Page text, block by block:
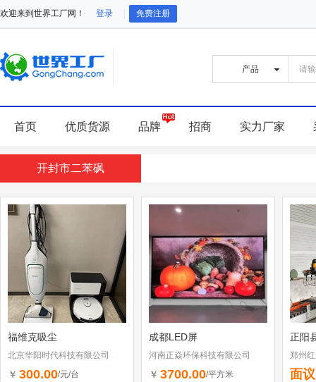
欢迎来到世界工厂网！ 登录 免费注册
首页 优质货源 品牌 招商 实力厂家
开封市二苯砜
福维克吸尘
北京华阳时代科技有限公司
￥ 300.00/元/台
成都LED屏
河南正焱环保科技有限公司
￥ 3700.00/平方米
正阳
郑州
面议